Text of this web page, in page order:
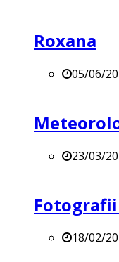
Roxana
05/06/
23/03/
18/02/